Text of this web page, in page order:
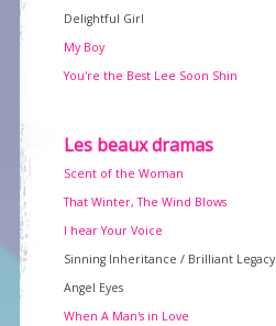
Delightful Girl
My Boy
You're the Best Lee Soon Shin
Les beaux dramas
Scent of the Woman
That Winter, The Wind Blows
I hear Your Voice
Sinning Inheritance / Brilliant Legacy
Angel Eyes
When A Man's in Love